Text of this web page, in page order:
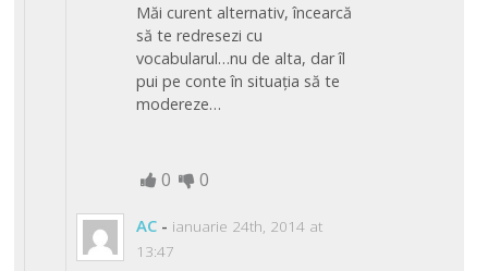
Măi curent alternativ, încearcă
să te redresezi cu
vocabularul…nu de alta, dar îl
pui pe conte în situația să te
modereze…
0 0
AC - ianuarie 24th, 2014 at
13:47